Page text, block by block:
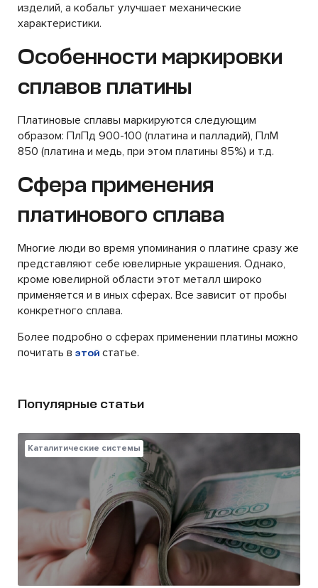
изделий, а кобальт улучшает механические
характеристики.
Особенности маркировки
сплавов платины
Платиновые сплавы маркируются следующим
образом: ПлПд 900-100 (платина и палладий), ПлМ
850 (платина и медь, при этом платины 85%) и т.д.
Сфера применения
платинового сплава
Многие люди во время упоминания о платине сразу же
представляют себе ювелирные украшения. Однако,
кроме ювелирной области этот металл широко
применяется и в иных сферах. Все зависит от пробы
конкретного сплава.
Более подробно о сферах применении платины можно
почитать в этой статье.
Популярные статьи
Каталитические системы